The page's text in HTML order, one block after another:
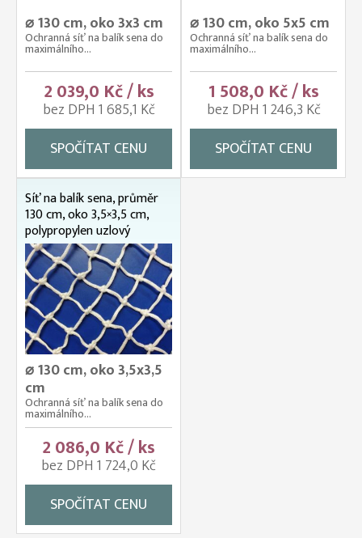
⌀ 130 cm, oko 3x3 cm
Ochranná síť na balík sena do
maximálního...
2 039,0 Kč / ks
bez DPH 1 685,1 Kč
SPOČÍTAT CENU
⌀ 130 cm, oko 5x5 cm
Ochranná síť na balík sena do
maximálního...
1 508,0 Kč / ks
bez DPH 1 246,3 Kč
SPOČÍTAT CENU
Síť na balík sena, průměr
130 cm, oko 3,5×3,5 cm,
polypropylen uzlový
⌀ 130 cm, oko 3,5x3,5
cm
Ochranná síť na balík sena do
maximálního...
2 086,0 Kč / ks
bez DPH 1 724,0 Kč
SPOČÍTAT CENU